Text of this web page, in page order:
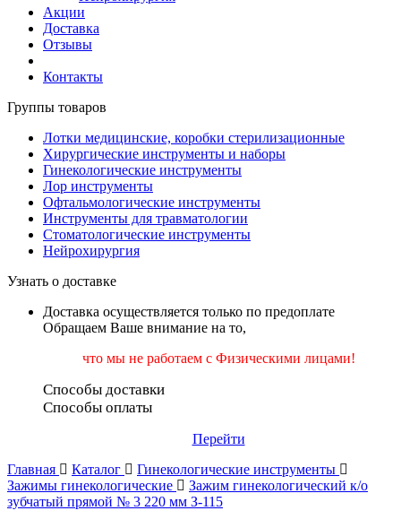
Акции
Доставка
Отзывы
Контакты
Группы товаров
Лотки медицинские, коробки стерилизационные
Хирургические инструменты и наборы
Гинекологические инструменты
Лор инструменты
Офтальмологические инструменты
Инструменты для травматологии
Стоматологические инструменты
Нейрохирургия
Узнать о доставке
Доставка осуществляется только по предоплате
Обращаем Ваше внимание на то,
что мы не работаем с Физическими лицами!
Способы доставки
Способы оплаты
Перейти
Главная
Каталог
Гинекологические инструменты
Зажимы гинекологические
Зажим гинекологический к/о
зубчатый прямой № 3 220 мм З-115